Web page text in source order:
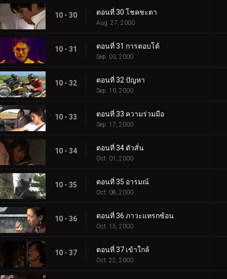
10 - 30 ตอนที่ 30 โชคชะตา
Aug. 27, 2000
10 - 31 ตอนที่ 31 การตอบโต้
Sep. 03, 2000
10 - 32 ตอนที่ 32 ปัญหา
Sep. 10, 2000
10 - 33 ตอนที่ 33 ความร่วมมือ
Sep. 17, 2000
10 - 34 ตอนที่ 34 ตัวสั่น
Oct. 01, 2000
10 - 35 ตอนที่ 35 อารมณ์
Oct. 08, 2000
10 - 36 ตอนที่ 36 ภาวะแทรกซ้อน
Oct. 15, 2000
10 - 37 ตอนที่ 37 เข้าใกล้
Oct. 22, 2000